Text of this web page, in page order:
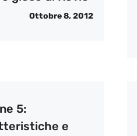
Ottobre 8, 2012
5:
e